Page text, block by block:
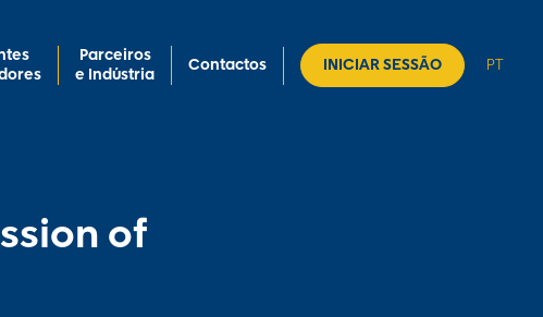
Parceiros
e Indústria
Contactos INICIAR SESSÃO PT
of